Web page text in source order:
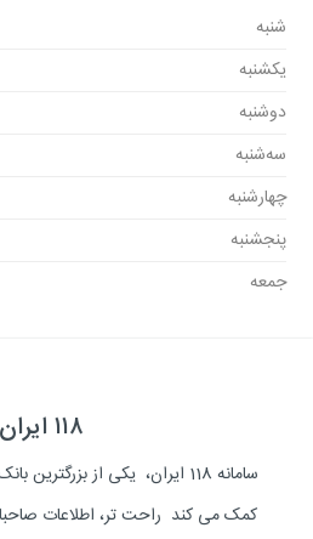
شنبه
یکشنبه
دوشنبه
سه‌شنبه
چهارشنبه
پنجشنبه
جمعه
۱۱۸ ایران
سامانه 118 ایران، یکی از
کمک می کند راحت تر، اطلاعات